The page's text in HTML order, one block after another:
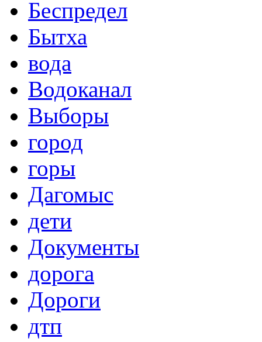
Беспредел
Бытха
вода
Водоканал
Выборы
город
горы
Дагомыс
дети
Документы
дорога
Дороги
дтп